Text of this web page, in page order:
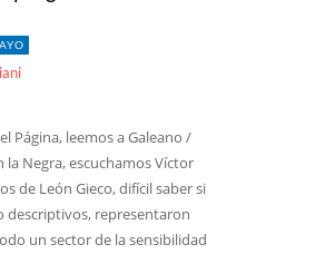
Página, leemos a Galeano /
la Negra, escuchamos Víctor
de León Gieco, difícil saber si
descriptivos, representaron
un sector de la sensibilidad